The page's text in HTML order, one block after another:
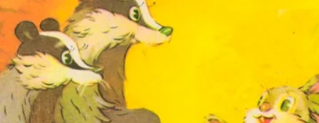
Режиссёр, актёры и роли «В
Режиссёр и актёры:
Александр Иванов
Татьяна Барышева — озвучка